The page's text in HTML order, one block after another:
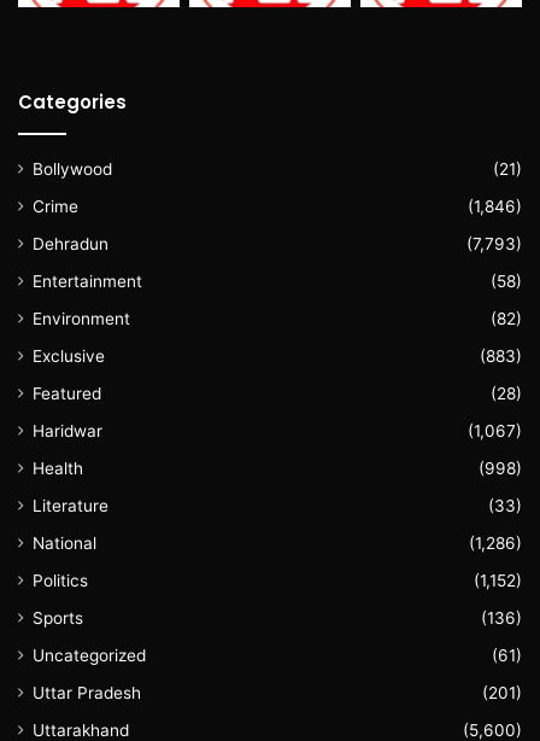
Categories
Bollywood
(21)
Crime
(1,846)
Dehradun
(7,793)
Entertainment
(58)
Environment
(82)
Exclusive
(883)
Featured
(28)
Haridwar
(1,067)
Health
(998)
Literature
(33)
National
(1,286)
Politics
(1,152)
Sports
(136)
Uncategorized
(61)
Uttar Pradesh
(201)
Uttarakhand
(5,600)